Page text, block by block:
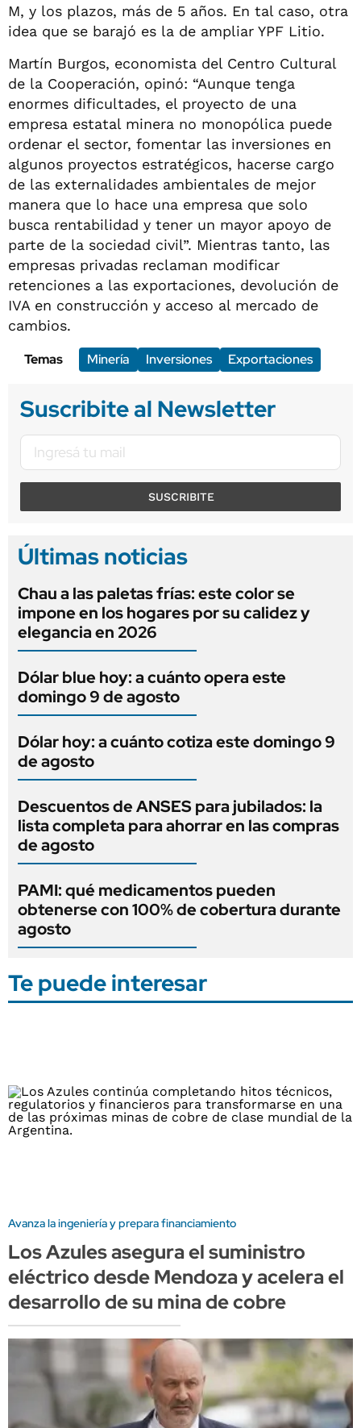
M, y los plazos, más de 5 años. En tal caso, otra
idea que se barajó es la de ampliar YPF Litio.
Martín Burgos, economista del Centro Cultural
de la Cooperación, opinó: “Aunque tenga
enormes dificultades, el proyecto de una
empresa estatal minera no monopólica puede
ordenar el sector, fomentar las inversiones en
algunos proyectos estratégicos, hacerse cargo
de las externalidades ambientales de mejor
manera que lo hace una empresa que solo
busca rentabilidad y tener un mayor apoyo de
parte de la sociedad civil”. Mientras tanto, las
empresas privadas reclaman modificar
retenciones a las exportaciones, devolución de
IVA en construcción y acceso al mercado de
cambios.
Temas
Minería Inversiones Exportaciones
Suscribite al Newsletter
SUSCRIBITE
Últimas noticias
Chau a las paletas frías: este color se
impone en los hogares por su calidez y
elegancia en 2026
Dólar blue hoy: a cuánto opera este
domingo 9 de agosto
Dólar hoy: a cuánto cotiza este domingo 9
de agosto
Descuentos de ANSES para jubilados: la
lista completa para ahorrar en las compras
de agosto
PAMI: qué medicamentos pueden
obtenerse con 100% de cobertura durante
agosto
Te puede interesar
Avanza la ingeniería y prepara financiamiento
Los Azules asegura el suministro
eléctrico desde Mendoza y acelera el
desarrollo de su mina de cobre